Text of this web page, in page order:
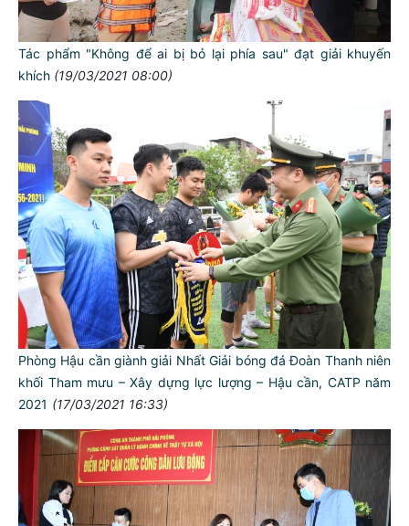
Tác phẩm "Không để ai bị bỏ lại phía sau" đạt giải khuyến
khích (19/03/2021 08:00)
Phòng Hậu cần giành giải Nhất Giải bóng đá Đoàn Thanh niên
khối Tham mưu – Xây dựng lực lượng – Hậu cần, CATP năm
2021 (17/03/2021 16:33)